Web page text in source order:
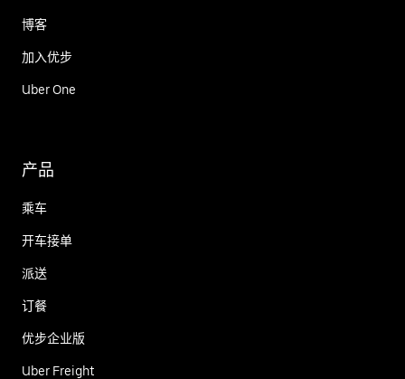
博客
加入优步
Uber One
产品
乘车
开车接单
派送
订餐
优步企业版
Uber Freight